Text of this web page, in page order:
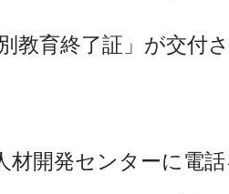
教育終了証」が交付
材開発センターに電